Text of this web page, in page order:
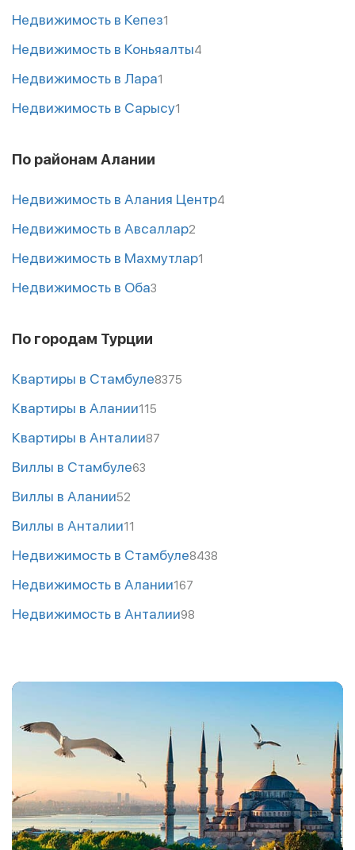
Недвижимость в Кепез1
Недвижимость в Коньяалты4
Недвижимость в Лара1
Недвижимость в Сарысу1
По районам Алании
Недвижимость в Алания Центр4
Недвижимость в Авсаллар2
Недвижимость в Махмутлар1
Недвижимость в Оба3
По городам Турции
Квартиры в Стамбуле8375
Квартиры в Алании115
Квартиры в Анталии87
Виллы в Стамбуле63
Виллы в Алании52
Виллы в Анталии11
Недвижимость в Стамбуле8438
Недвижимость в Алании167
Недвижимость в Анталии98